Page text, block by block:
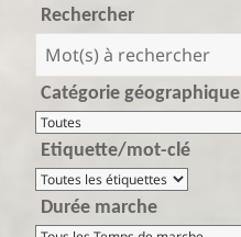
Rechercher
Catégorie géographique
Etiquette/mot-clé
Durée marche